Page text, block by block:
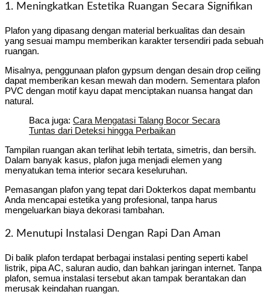
1. Meningkatkan Estetika Ruangan Secara Signifikan
Plafon yang dipasang dengan material berkualitas dan desain
yang sesuai mampu memberikan karakter tersendiri pada sebuah
ruangan.
Misalnya, penggunaan plafon gypsum dengan desain drop ceiling
dapat memberikan kesan mewah dan modern. Sementara plafon
PVC dengan motif kayu dapat menciptakan nuansa hangat dan
natural.
Baca juga: Cara Mengatasi Talang Bocor Secara
Tuntas dari Deteksi hingga Perbaikan
Tampilan ruangan akan terlihat lebih tertata, simetris, dan bersih.
Dalam banyak kasus, plafon juga menjadi elemen yang
menyatukan tema interior secara keseluruhan.
Pemasangan plafon yang tepat dari Dokterkos dapat membantu
Anda mencapai estetika yang profesional, tanpa harus
mengeluarkan biaya dekorasi tambahan.
2. Menutupi Instalasi Dengan Rapi Dan Aman
Di balik plafon terdapat berbagai instalasi penting seperti kabel
listrik, pipa AC, saluran audio, dan bahkan jaringan internet. Tanpa
plafon, semua instalasi tersebut akan tampak berantakan dan
merusak keindahan ruangan.